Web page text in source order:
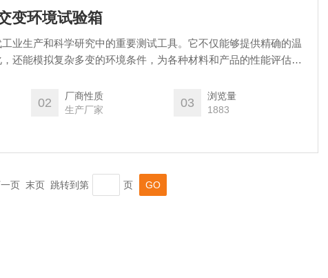
变环境试验箱
业生产和科学研究中的重要测试工具。它不仅能够提供精确的温
还能模拟复杂多变的环境条件，为各种材料和产品的性能评估提
02
厂商性质
生产厂家
03
浏览量
1883
页 末页 跳转到第 页